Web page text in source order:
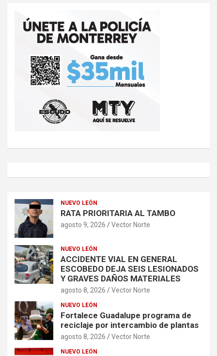
NUEVO LEÓN
RATA PRIORITARIA AL TAMBO
agosto 9, 2026 Vector Norte
NUEVO LEÓN
ACCIDENTE VIAL EN GENERAL
ESCOBEDO DEJA SEIS LESIONADOS
Y GRAVES DAÑOS MATERIALES
agosto 8, 2026 Vector Norte
NUEVO LEÓN
Fortalece Guadalupe programa de
reciclaje por intercambio de plantas
agosto 8, 2026 Vector Norte
NUEVO LEÓN